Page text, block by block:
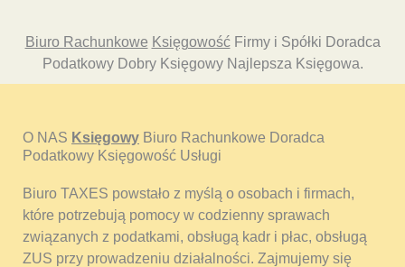
Biuro Rachunkowe KsięgowośćFirmy i Spółki Doradca
Podatkowy Dobry Księgowy Najlepsza Księgowa.
O NAS Księgowy Biuro Rachunkowe Doradca
Podatkowy Księgowość Usługi
Biuro TAXES powstało z myślą o osobach i firmach,
które potrzebują pomocy w codzienny sprawach
związanych z podatkami, obsługą kadr i płac, obsługą
ZUS przy prowadzeniu działalności. Zajmujemy się